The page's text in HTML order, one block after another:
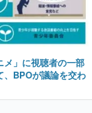
メ」に視聴者の一部
、BPOが議論を交わ